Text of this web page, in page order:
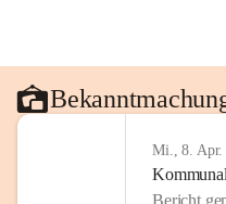
Mi., 8. Apr.
Bericht